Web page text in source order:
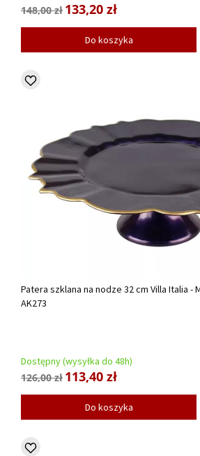
148,00 zł 133,20 zł
Do koszyka
Patera szklana na nodze 32 cm Villa Italia -
AK273
Dostępny (wysyłka do 48h)
126,00 zł 113,40 zł
Do koszyka